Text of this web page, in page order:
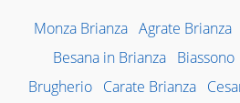
Monza Brianza Agrate Brianza
Besana in Brianza Biassono
Brugherio Carate Brianza